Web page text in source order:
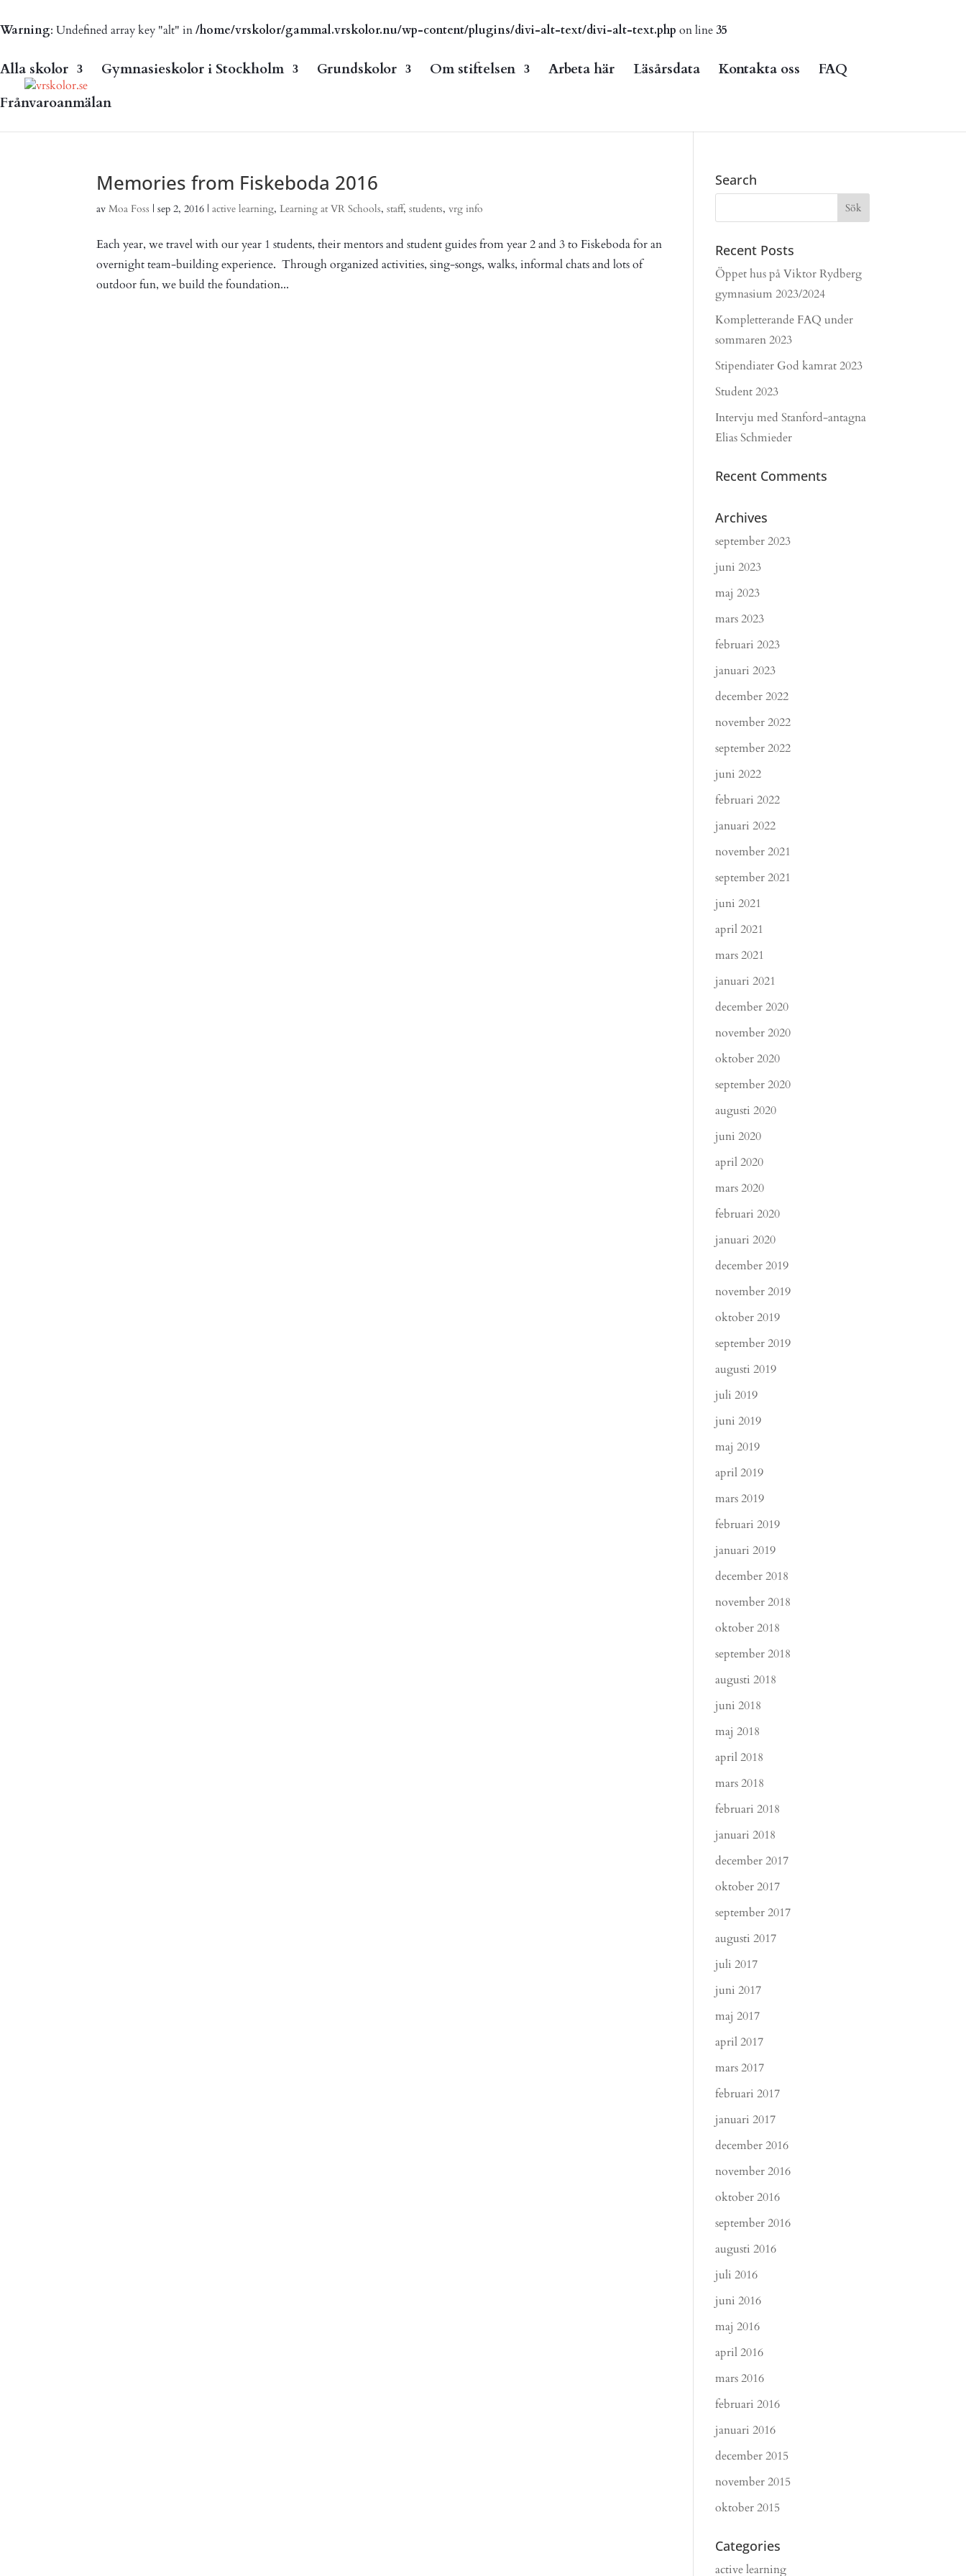
Warning: Undefined array key "alt" in/home/vrskolor/gammal.vrskolor.nu/wp-content/plugins/divi-alt-text/divi-alt-text.php on line35
Alla skolor Gymnasieskolor i Stockholm Grundskolor Om stiftelsen Arbeta här Läsårsdata Kontakta oss
FAQ
Frånvaroanmälan
Memories from Fiskeboda 2016
avMoa Foss |sep 2, 2016 |active learning,Learning at VR Schools,staff,students,vrg info
Each year, we travel with our year 1 students, their mentors and student guides from year 2 and 3 to Fiskeboda for an
overnight team-building experience. Through organized activities, sing-songs, walks, informal chats and lots of
outdoor fun, we build the foundation...
Search
Recent Posts
Öppet hus på Viktor Rydberg
gymnasium 2023/2024
Kompletterande FAQ under
sommaren 2023
Stipendiater God kamrat 2023
Student 2023
Intervju med Stanford-antagna
Elias Schmieder
Recent Comments
Archives
september 2023
juni 2023
maj 2023
mars 2023
februari 2023
januari 2023
december 2022
november 2022
september 2022
juni 2022
februari 2022
januari 2022
november 2021
september 2021
juni 2021
april 2021
mars 2021
januari 2021
december 2020
november 2020
oktober 2020
september 2020
augusti 2020
juni 2020
april 2020
mars 2020
februari 2020
januari 2020
december 2019
november 2019
oktober 2019
september 2019
augusti 2019
juli 2019
juni 2019
maj 2019
april 2019
mars 2019
februari 2019
januari 2019
december 2018
november 2018
oktober 2018
september 2018
augusti 2018
juni 2018
maj 2018
april 2018
mars 2018
februari 2018
januari 2018
december 2017
oktober 2017
september 2017
augusti 2017
juli 2017
juni 2017
maj 2017
april 2017
mars 2017
februari 2017
januari 2017
december 2016
november 2016
oktober 2016
september 2016
augusti 2016
juli 2016
juni 2016
maj 2016
april 2016
mars 2016
februari 2016
januari 2016
december 2015
november 2015
oktober 2015
Categories
active learning